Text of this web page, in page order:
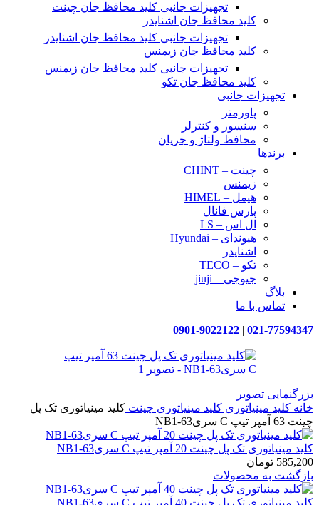
تجهیزات جانبی کلید محافظ جان چینت
کلید محافظ جان اشنایدر
تجهیزات جانبی کلید محافظ جان اشنایدر
کلید محافظ جان زیمنس
تجهیزات جانبی کلید محافظ جان زیمنس
کلید محافظ جان تکو
تجهیزات جانبی
پاورمتر
سنسور و کنترلر
محافظ ولتاژ و‌ جریان
برندها
چینت – CHINT
زیمنس
هیمل – HIMEL
پارس فانال
ال اس – LS
هیوندای – Hyundai
اشنایدر
تکو – TECO
جیوجی – jiuji
بلاگ
تماس با ما
021-77594347
|
0901-9022122
بزرگنمایی تصویر
خانه کلید مینیاتوری کلید مینیاتوری چینت کلید مینیاتوری تک پل
چینت 63 آمپر تیپ C سریNB1-63
کلید مینیاتوری تک پل چینت 20 آمپر تیپ C سریNB1-63
585,200 تومان
بازگشت به محصولات
کلید مینیاتوری تک پل چینت 40 آمپر تیپ C سریNB1-63